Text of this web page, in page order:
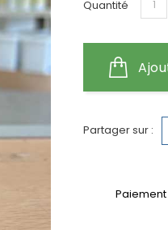
Quantité
Partager sur :